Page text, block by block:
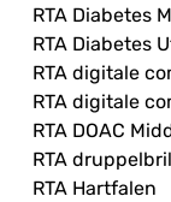
RTA Diabetes
RTA Diabetes
RTA digitale
RTA digitale
RTA DOAC
RTA
RTA Hartfalen